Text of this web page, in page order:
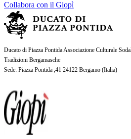
Collabora con il Giopì
Ducato di Piazza Pontida Associazione Culturale
Tradizioni Bergamasche
Sede: Piazza Pontida ,41 24122 Bergamo (Italia)